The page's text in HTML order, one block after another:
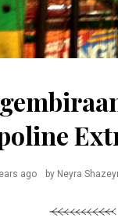
ago by Neyra